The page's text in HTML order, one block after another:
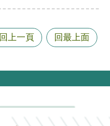
回上一頁 回最上面